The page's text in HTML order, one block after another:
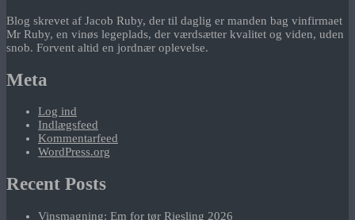
Blog skrevet af Jacob Ruby, der til daglig er manden bag vinfirmaet
Mr Ruby, en vinøs legeplads, der værdsætter kvalitet og viden, uden
snob. Forvent altid en jordnær oplevelse.
Meta
Log ind
Indlægsfeed
Kommentarfeed
WordPress.org
Recent Posts
Vinsmagning: Em for tør Riesling 2026